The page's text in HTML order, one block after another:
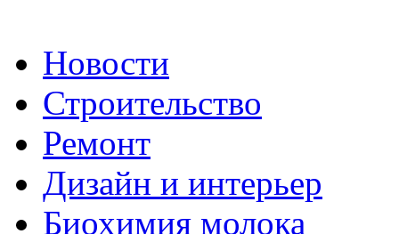
Новости
Строительство
Ремонт
Дизайн и интерьер
Биохимия молока